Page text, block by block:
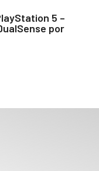
5 –
por